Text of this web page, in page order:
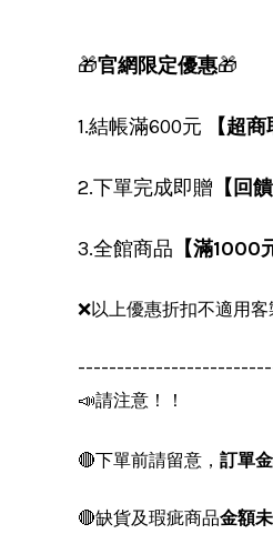
🎁官網限定優惠🎁
1.結帳滿600元 【超
2.下單完成即贈 【回
3.全館商品 【滿1000
❌以上優惠折扣不適用
📣請注意！！
🔴下單前請留意， 訂單
🔴缺貨及瑕疵商品金額